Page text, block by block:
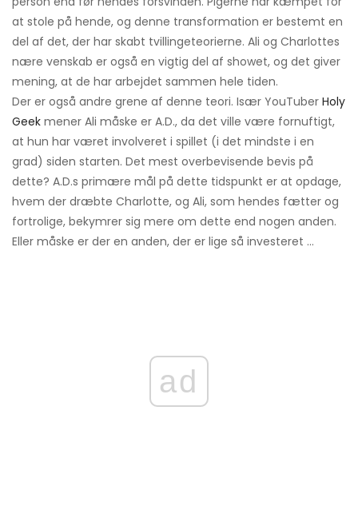
at stole på hende, og denne transformation er bestemt en
del af det, der har skabt tvillingeteorierne. Ali og Charlottes
nære venskab er også en vigtig del af showet, og det giver
mening, at de har arbejdet sammen hele tiden.
Der er også andre grene af denne teori. Især YouTuber Holy
Geek mener Ali måske er A.D., da det ville være fornuftigt,
at hun har været involveret i spillet (i det mindste i en
grad) siden starten. Det mest overbevisende bevis på
dette? A.D.s primære mål på dette tidspunkt er at opdage,
hvem der dræbte Charlotte, og Ali, som hendes fætter og
fortrolige, bekymrer sig mere om dette end nogen anden.
Eller måske er der en anden, der er lige så investeret ...
ad